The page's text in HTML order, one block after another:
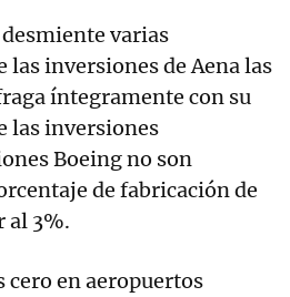
varias
inversiones de Aena las
íntegramente con su
las inversiones
Boeing no son
de fabricación de
al 3%.
cero en aeropuertos